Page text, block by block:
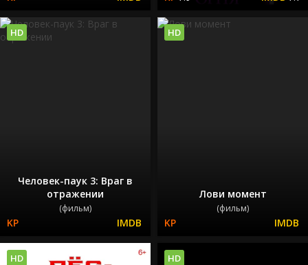
Человек-паук 3: Враг в
отражении
(фильм)
HD
Лови момент
(фильм)
HD
HD HD